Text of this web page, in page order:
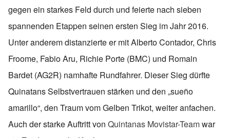
gegen ein starkes Feld durch und feierte nach sieben
spannenden Etappen seinen ersten Sieg im Jahr 2016.
Unter anderem distanzierte er mit Alberto Contador, Chris
Froome, Fabio Aru, Richie Porte (BMC) und Romain
Bardet (AG2R) namhafte Rundfahrer. Dieser Sieg dürfte
Quinatans Selbstvertrauen stärken und den „sueño
amarillo“, den Traum vom Gelben Trikot, weiter anfachen.
Auch der starke Auftritt von Quintanas Movistar-Teamwar